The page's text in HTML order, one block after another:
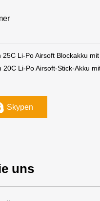
Li-Po Airsoft Blockakku
Li-Po Airsoft-Stick-Akku
Skypen
uns